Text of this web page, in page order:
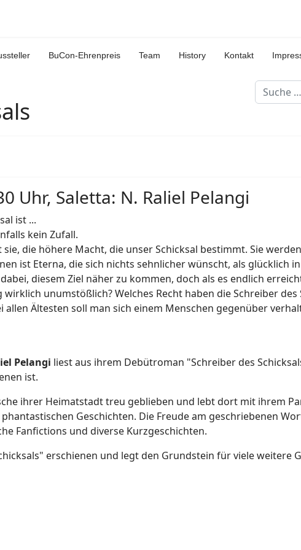
BuCon-Ehrenpreis Team History Kontakt
Suchen
Uhr, Saletta: N. Raliel Pelangi
ist ...
kein Zufall.
sie, die höhere Macht, die unser Schicksal bestimmt. Sie
ist Eterna, die sich nichts sehnlicher wünscht, als glücklich
diesem Ziel näher zu kommen, doch als es endlich
unumstößlich? Welches Recht haben die Schreiber des
Ältesten soll man sich einem Menschen gegenüber
Pelangi liest aus ihrem Debütroman "Schreiber des
ist.
ihrer Heimatstadt treu geblieben und lebt dort mit ihrem
Geschichten. Die Freude am geschriebenen
Fanfictions und diverse Kurzgeschichten.
erschienen und legt den Grundstein für viele weitere